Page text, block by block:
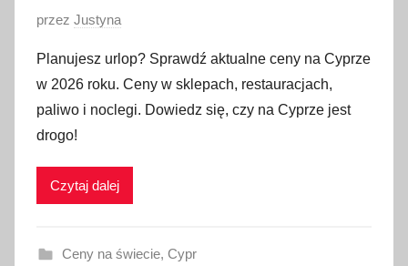
O
u
b
l
i
w
n
przez Justyna
Planujesz urlop? Sprawdź aktualne ceny na Cyprze
w 2026 roku. Ceny w sklepach, restauracjach,
paliwo i noclegi. Dowiedz się, czy na Cyprze jest
drogo!
Czytaj dalej
Ceny na świecie, Cypr